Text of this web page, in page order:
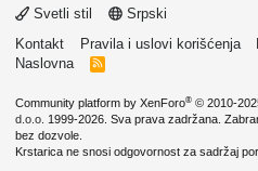
Svetli stil
Srpski
Kontakt
Pravila i uslovi korišćenja
Naslovna
R
Community platform by XenForo® © 2010-
d.o.o. 1999-2026. Sva prava zadržana.
bez dozvole.
Krstarica ne snosi odgovornost za sadržaj